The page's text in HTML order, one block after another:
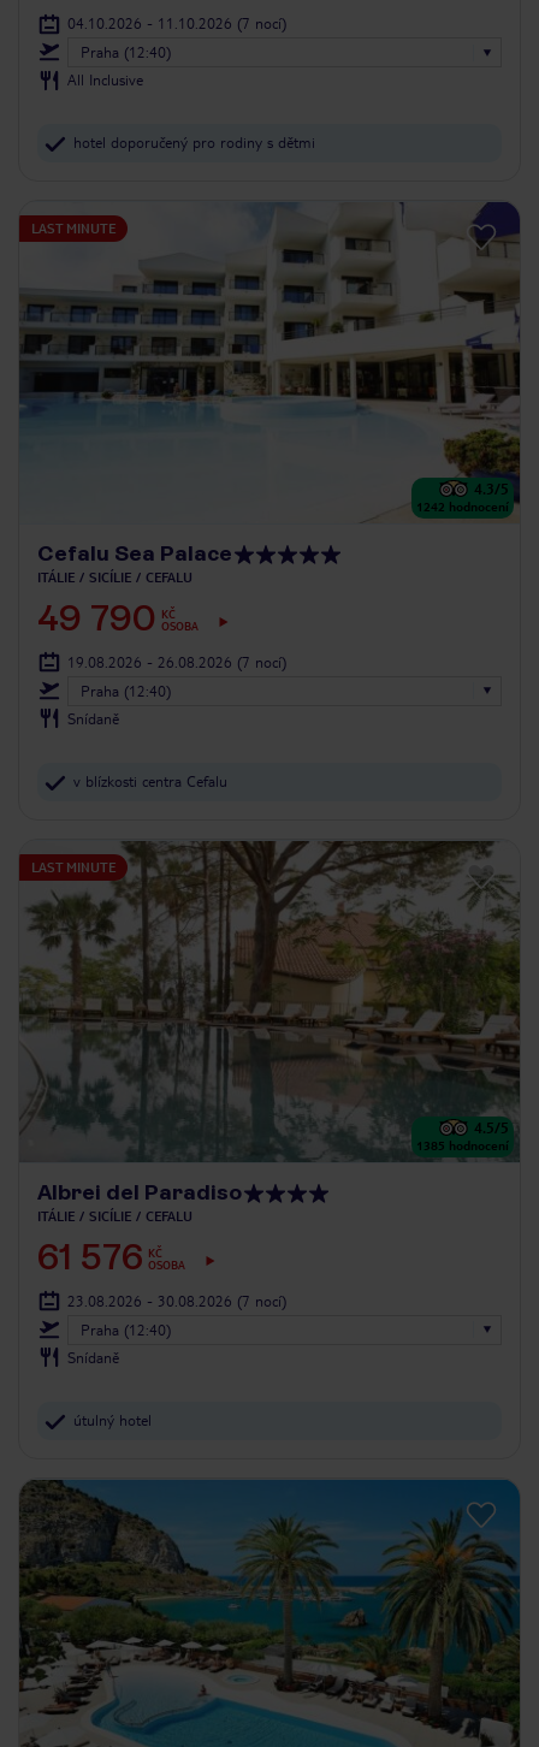
04.10.2026 - 11.10.2026 (7 nocí)
Praha (12:40)
All Inclusive
hotel doporučený pro rodiny s dětmi
LAST MINUTE
4.3/5
1242 hodnocení
Cefalu Sea Palace
ITÁLIE SICÍLIE CEFALU
49 790
KČ
OSOBA
19.08.2026 - 26.08.2026 (7 nocí)
Praha (12:40)
Snídaně
v blízkosti centra Cefalu
LAST MINUTE
4.5/5
1385 hodnocení
Albrei del Paradiso
ITÁLIE SICÍLIE CEFALU
61 576 KČ
OSOBA
23.08.2026 - 30.08.2026 (7 nocí)
Praha (12:40)
Snídaně
útulný hotel